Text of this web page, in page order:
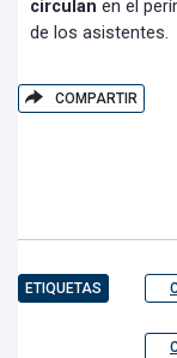
circulan en el
de los asistentes.
COMPARTIR
ETIQUETAS